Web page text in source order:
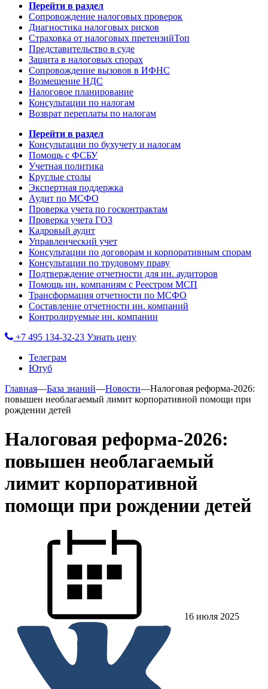
Перейти в раздел
Сопровождение налоговых проверок
Диагностика налоговых рисков
Страховка от налоговых претензийТоп
Представительство в суде
Защита в налоговых спорах
Сопровождение вызовов в ИФНС
Возмещение НДС
Налоговое планирование
Консультации по налогам
Возврат переплаты по налогам
Перейти в раздел
Консультации по бухучету и налогам
Помощь с ФСБУ
Учетная политика
Круглые столы
Экспертная поддержка
Аудит по МСФО
Проверка учета по госконтрактам
Проверка учета ГОЗ
Кадровый аудит
Управленческий учет
Консультации по договорам и корпоративным спорам
Консультации по трудовому праву
Подтверждение отчетности для ин. аудиторов
Помощь ин. компаниям с Реестром МСП
Трансформация отчетности по МСФО
Составление отчетности ин. компаний
Контролируемые ин. компании
+7 495 134-32-23 Узнать цену
Телеграм
Ютуб
Главная—База знаний—Новости—Налоговая реформа-2026:
повышен необлагаемый лимит корпоративной помощи при
рождении детей
Налоговая реформа-2026:
повышен необлагаемый
лимит корпоративной
помощи при рождении детей
16 июля 2025